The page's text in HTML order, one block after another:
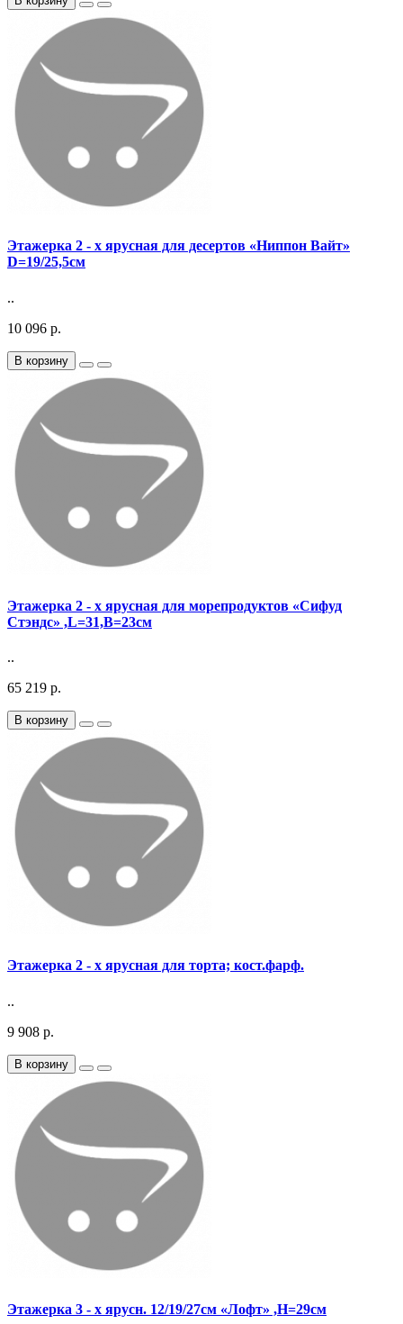
Этажерка 2 - х ярусная для десертов «Ниппон Вайт»
D=19/25,5см
..
10 096 р.
В корзину
Этажерка 2 - х ярусная для морепродуктов «Сифуд
Стэндс» ,L=31,B=23см
..
65 219 р.
В корзину
Этажерка 2 - х ярусная для торта; кост.фарф.
..
9 908 р.
В корзину
Этажерка 3 - х ярусн. 12/19/27см «Лофт» ,H=29см